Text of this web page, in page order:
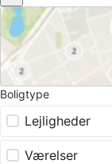
Boligtype
Lejligheder
Værelser